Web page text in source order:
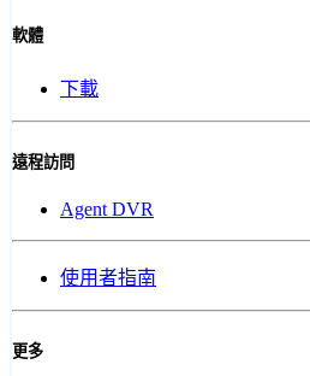
軟體
下載
遠程訪問
Agent DVR
使用者指南
更多